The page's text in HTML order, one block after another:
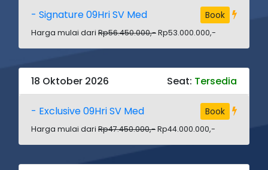
- Signature 09Hri SV Med Book
Harga mulai dari Rp56.450.000,-Rp53.000.000,-
18 Oktober 2026 Seat: Tersedia
- Exclusive 09Hri SV Med Book
Harga mulai dari Rp47.450.000,-Rp44.000.000,-